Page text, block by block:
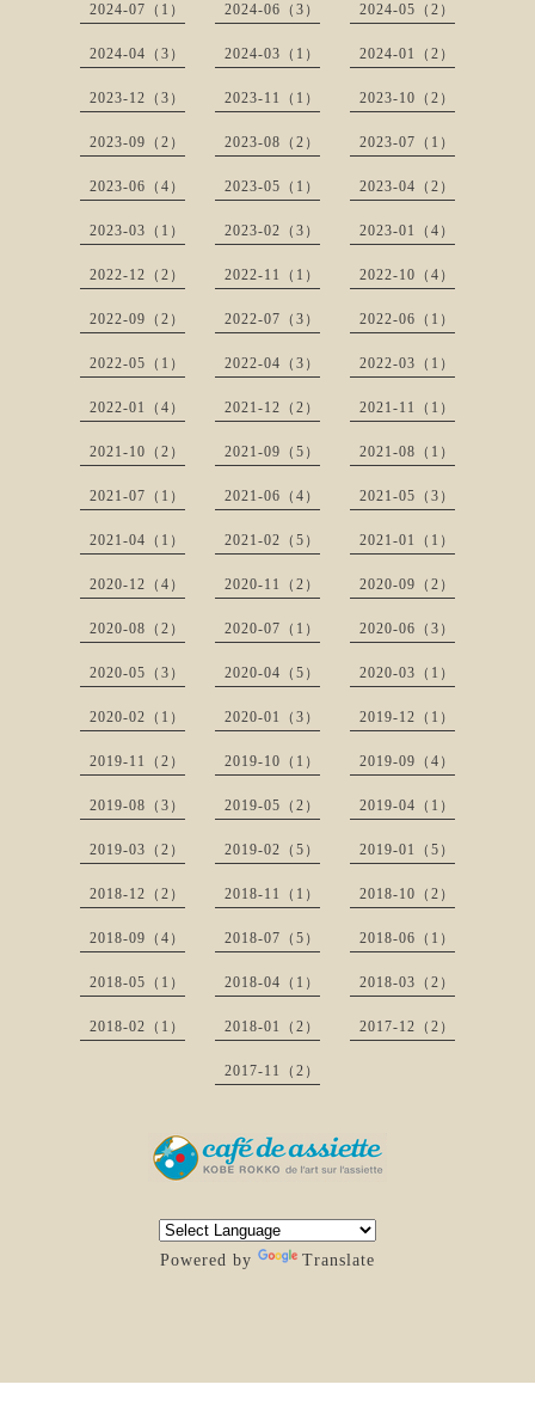
2024-07（1） 2024-06（3） 2024-05（2）
2024-04（3） 2024-03（1） 2024-01（2）
2023-12（3） 2023-11（1） 2023-10（2）
2023-09（2） 2023-08（2） 2023-07（1）
2023-06（4） 2023-05（1） 2023-04（2）
2023-03（1） 2023-02（3） 2023-01（4）
2022-12（2） 2022-11（1） 2022-10（4）
2022-09（2） 2022-07（3） 2022-06（1）
2022-05（1） 2022-04（3） 2022-03（1）
2022-01（4） 2021-12（2） 2021-11（1）
2021-10（2） 2021-09（5） 2021-08（1）
2021-07（1） 2021-06（4） 2021-05（3）
2021-04（1） 2021-02（5） 2021-01（1）
2020-12（4） 2020-11（2） 2020-09（2）
2020-08（2） 2020-07（1） 2020-06（3）
2020-05（3） 2020-04（5） 2020-03（1）
2020-02（1） 2020-01（3） 2019-12（1）
2019-11（2） 2019-10（1） 2019-09（4）
2019-08（3） 2019-05（2） 2019-04（1）
2019-03（2） 2019-02（5） 2019-01（5）
2018-12（2） 2018-11（1） 2018-10（2）
2018-09（4） 2018-07（5） 2018-06（1）
2018-05（1） 2018-04（1） 2018-03（2）
2018-02（1） 2018-01（2） 2017-12（2）
2017-11（2）
Powered by Translate